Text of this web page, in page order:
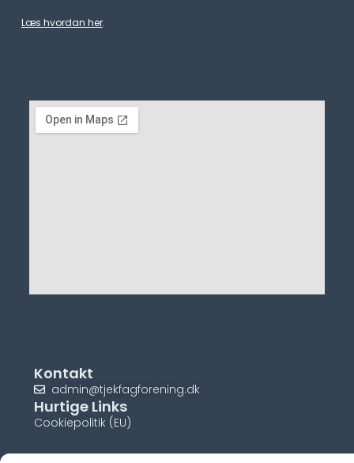
Læs hvordan her.
Kontakt
admin@tjekfagforening.dk
Hurtige Links
Cookiepolitik (EU)